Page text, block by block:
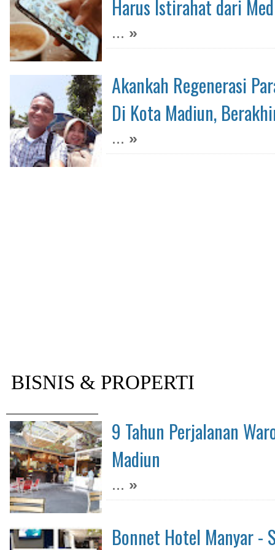
Harus Istirahat dari
... »
Akankah Regenerasi
Di Kota Madiun,
... »
BISNIS & PROPERTI
9 Tahun Perjalanan
Madiun
... »
Bonnet Hotel Manyar -